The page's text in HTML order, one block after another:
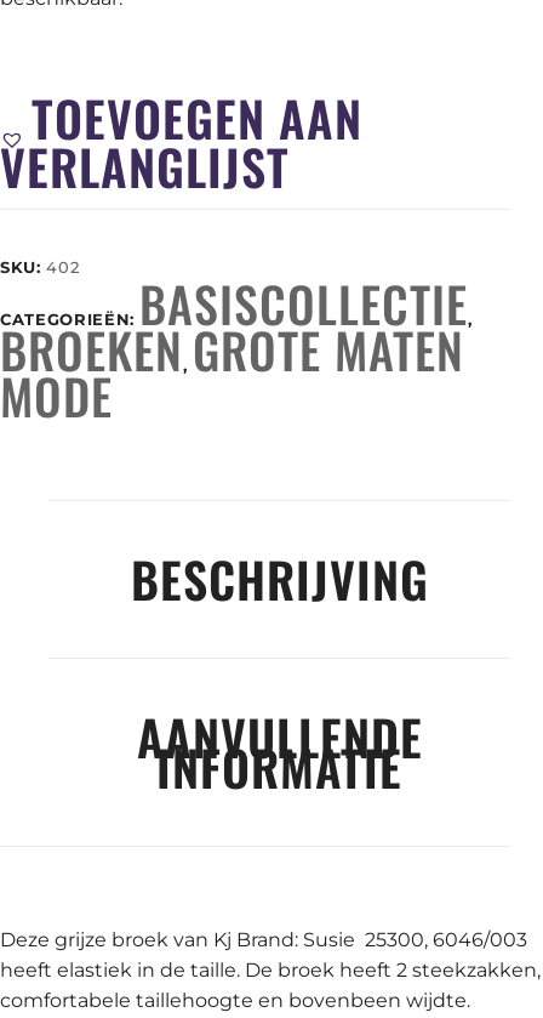
TOEVOEGEN AAN
VERLANGLIJST
SKU:402
CATEGORIEËN: BASISCOLLECTIE,
BROEKEN, GROTE MATEN
MODE
BESCHRIJVING
AANVULLENDE
INFORMATIE
Deze grijze broek van Kj Brand: Susie 25300, 6046/003
heeft elastiek in de taille. De broek heeft 2 steekzakken,
comfortabele taillehoogte en bovenbeen wijdte.